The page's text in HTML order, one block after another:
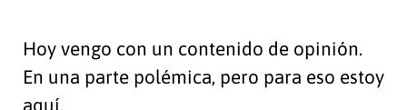
Hoy vengo con un contenido de opinión.
En una parte polémica, pero para eso estoy
aquí.